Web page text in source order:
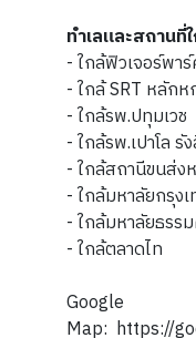
ทำเลและสถานที่
- ใกล้ฟิวเจอร์พา
- ใกล้ SRT หลักห
- ใกล้รพ.ปทุมเวช
- ใกล้รพ.เปาโล รั
- ใกล้สถานีขนส่ง
- ใกล้มหาลัยกรุง
- ใกล้มหาลัยธรร
- ใกล้ตลาดไท
Google
Map: https://